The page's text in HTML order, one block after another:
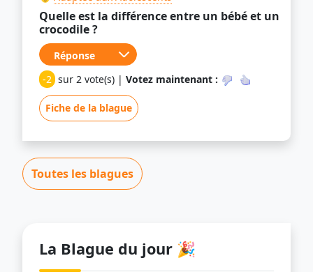
Quelle est la différence entre un bébé et un
crocodile ?
-2 sur 2 vote(s) | Votez maintenant :
Fiche de la blague
Toutes les blagues
La Blague du jour 🎉